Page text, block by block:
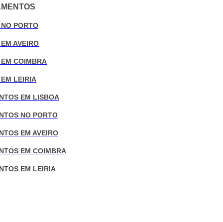
PORTO
AVEIRO
COIMBRA
LEIRIA
EM LISBOA
NO PORTO
EM AVEIRO
EM COIMBRA
EM LEIRIA